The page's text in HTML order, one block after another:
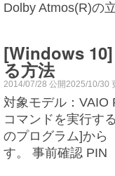
Dolby Atmos(R)の
[Windows
る方法
2014/07/28 公開2025/10/30
対象モデル：
コマンドを実行す
のプログラム]から
す。 事前確認 PIN